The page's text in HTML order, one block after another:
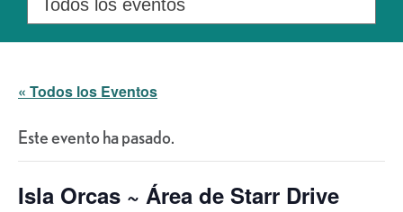
« Todos los Eventos
Este evento ha pasado.
Isla Orcas ~ Área de Starr Drive